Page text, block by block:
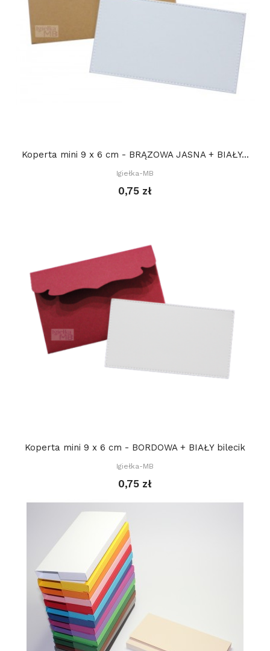
Koperta mini 9 x 6 cm - BRĄZOWA JASNA + BIAŁY...
Igiełka-MB
0,75 zł
Koperta mini 9 x 6 cm - BORDOWA + BIAŁY bilecik
Igiełka-MB
0,75 zł